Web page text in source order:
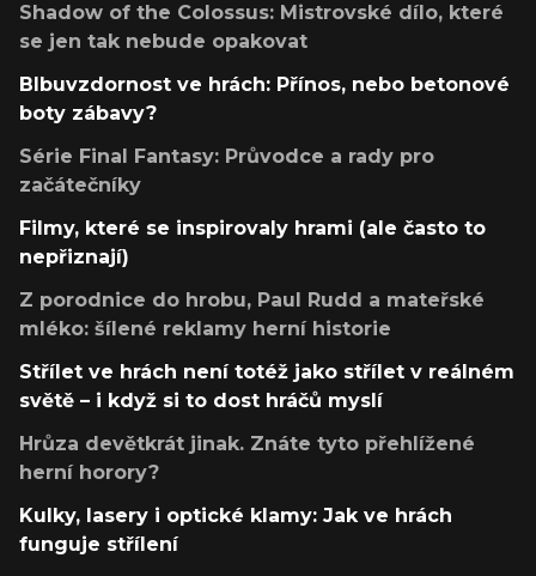
Shadow of the Colossus: Mistrovské dílo, které
se jen tak nebude opakovat
Blbuvzdornost ve hrách: Přínos, nebo betonové
boty zábavy?
Série Final Fantasy: Průvodce a rady pro
začátečníky
Filmy, které se inspirovaly hrami (ale často to
nepřiznají)
Z porodnice do hrobu, Paul Rudd a mateřské
mléko: šílené reklamy herní historie
Střílet ve hrách není totéž jako střílet v reálném
světě – i když si to dost hráčů myslí
Hrůza devětkrát jinak. Znáte tyto přehlížené
herní horory?
Kulky, lasery i optické klamy: Jak ve hrách
funguje střílení